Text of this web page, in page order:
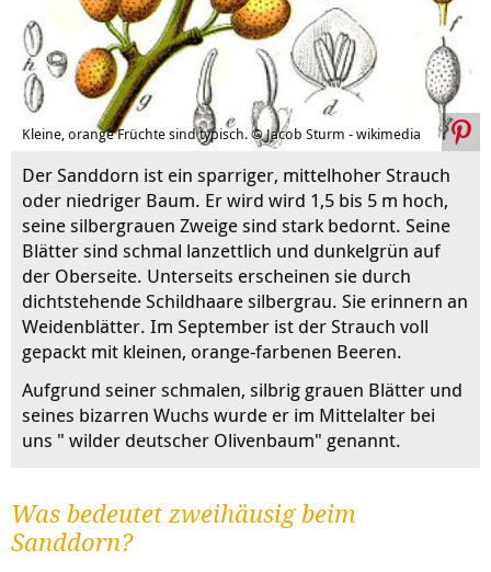
Kleine, orange Früchte sind typisch. © Jacob Sturm - wikimedia
Der Sanddorn ist ein sparriger, mittelhoher Strauch
oder niedriger Baum. Er wird wird 1,5 bis 5 m hoch,
seine silbergrauen Zweige sind stark bedornt. Seine
Blätter sind schmal lanzettlich und dunkelgrün auf
der Oberseite. Unterseits erscheinen sie durch
dichtstehende Schildhaare silbergrau. Sie erinnern an
Weidenblätter. Im September ist der Strauch voll
gepackt mit kleinen, orange-farbenen Beeren.
Aufgrund seiner schmalen, silbrig grauen Blätter und
seines bizarren Wuchs wurde er im Mittelalter bei
uns " wilder deutscher Olivenbaum" genannt.
Was bedeutet zweihäusig beim
Sanddorn?